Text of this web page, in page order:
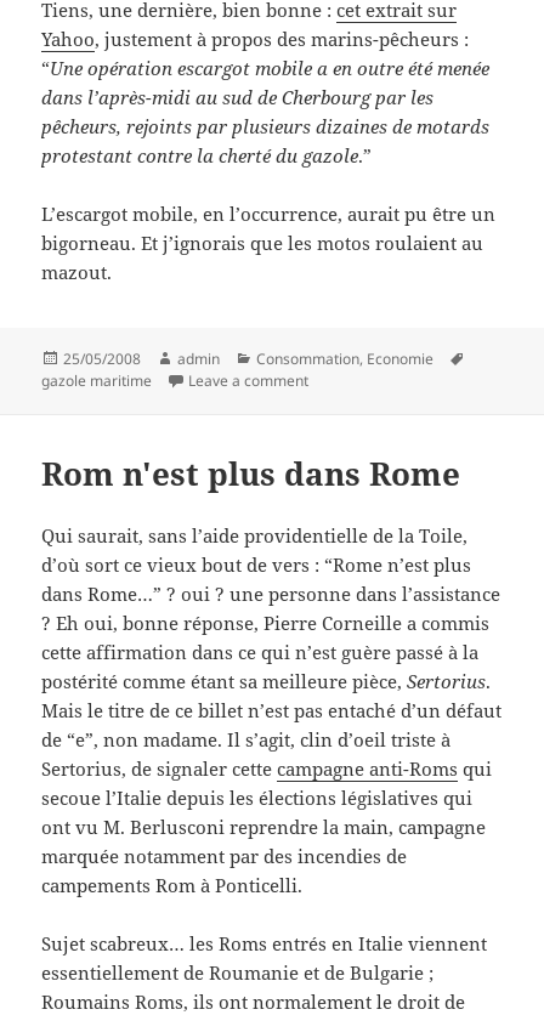
Tiens, une dernière, bien bonne :cet extrait sur
Yahoo, justement à propos des marins-pêcheurs :
“Une opération escargot mobile a en outre été menée
dans l’après-midi au sud de Cherbourg par les
pêcheurs, rejoints par plusieurs dizaines de motards
protestant contre la cherté du gazole.”
L’escargot mobile, en l’occurrence, aurait pu être un
bigorneau. Et j’ignorais que les motos roulaient au
mazout.
Posted
on
25/05/2008 Author
admin Categories
Consommation, Economie
gazole maritime
Leave a commenton Soles bémolles
Rom n'est plus dans Rome
Qui saurait, sans l’aide providentielle de la Toile,
d’où sort ce vieux bout de vers : “Rome n’est plus
dans Rome…” ? oui ? une personne dans l’assistance
? Eh oui, bonne réponse, Pierre Corneille a commis
cette affirmation dans ce qui n’est guère passé à la
postérité comme étant sa meilleure pièce,Sertorius.
Mais le titre de ce billet n’est pas entaché d’un défaut
de “e”, non madame. Il s’agit, clin d’oeil triste à
Sertorius, de signaler cettecampagne anti-Roms qui
secoue l’Italie depuis les élections législatives qui
ont vu M. Berlusconi reprendre la main, campagne
marquée notamment par des incendies de
campements Rom à Ponticelli.
Sujet scabreux… les Roms entrés en Italie viennent
essentiellement de Roumanie et de Bulgarie ;
Roumains Roms, ils ont normalement le droit de